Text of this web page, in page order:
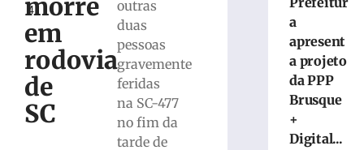
4
morre
em
rodovia
de
SC
outras
duas
pessoas
gravemente
feridas
na SC-477
no fim da
tarde de
Brusque
a
apresent
a projeto
da PPP
Brusque
+
Digital...